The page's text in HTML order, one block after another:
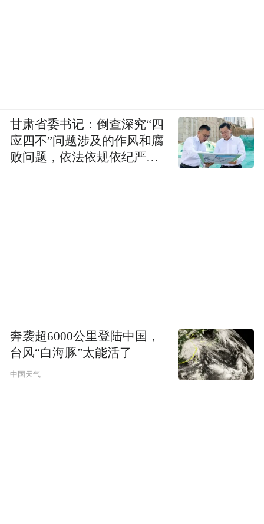
甘肃省委书记：倒查深究“四
应四不”问题涉及的作风和腐
败问题，依法依规依纪严肃
奔袭超6000公里登陆中国，
台风“白海豚”太能活了
中国天气